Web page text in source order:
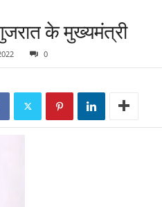
के मुख्यमंत्री
0